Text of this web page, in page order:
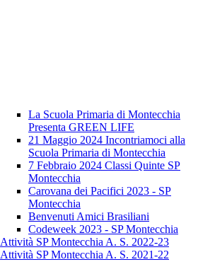
La Scuola Primaria di Montecchia
Presenta GREEN LIFE
21 Maggio 2024 Incontriamoci alla
Scuola Primaria di Montecchia
7 Febbraio 2024 Classi Quinte SP
Montecchia
Carovana dei Pacifici 2023 - SP
Montecchia
Benvenuti Amici Brasiliani
Codeweek 2023 - SP Montecchia
Attività SP Montecchia A. S. 2022-23
Attività SP Montecchia A. S. 2021-22